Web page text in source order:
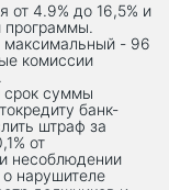
от 4.9% до 16,5% и
программы.
максимальный - 96
комиссии
срок суммы
банк-
штраф за
от
несоблюдении
нарушителе